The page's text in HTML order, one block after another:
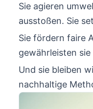
Sie agieren
ausstoßen. Sie
Sie fördern faire
gewährleisten sie
Und sie bleiben
nachhaltige